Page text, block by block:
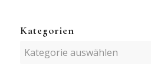
Kategorien
Kategorien